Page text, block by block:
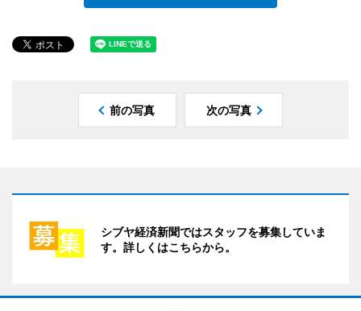
前の写真 次の写真
シブヤ経済新聞ではスタッフを募集していま
す。詳しくはこちらから。